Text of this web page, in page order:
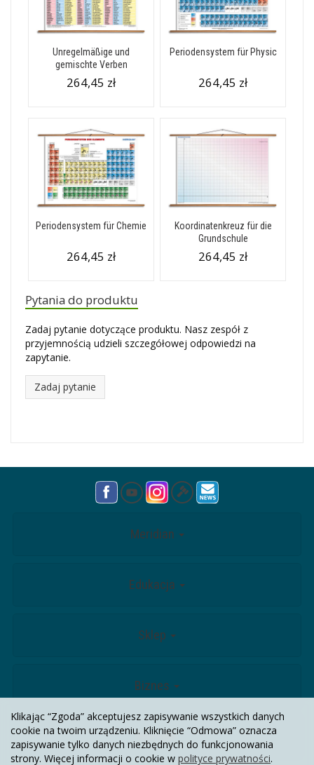
Unregelmäßige und
gemischte Verben
264,45 zł
Periodensystem für Physic
264,45 zł
Periodensystem für Chemie
264,45 zł
Koordinatenkreuz für die
Grundschule
264,45 zł
Pytania do produktu
Zadaj pytanie dotyczące produktu. Nasz zespół z
przyjemnością udzieli szczegółowej odpowiedzi na
zapytanie.
Zadaj pytanie
Meridian
Edukacja
Sklep
Biznes
Kontakt
Klikając “Zgoda” akceptujesz zapisywanie wszystkich danych
cookie na twoim urządzeniu. Kliknięcie “Odmowa” oznacza
zapisywanie tylko danych niezbędnych do funkcjonowania
strony. Więcej informacji o cookie w polityce prywatności.